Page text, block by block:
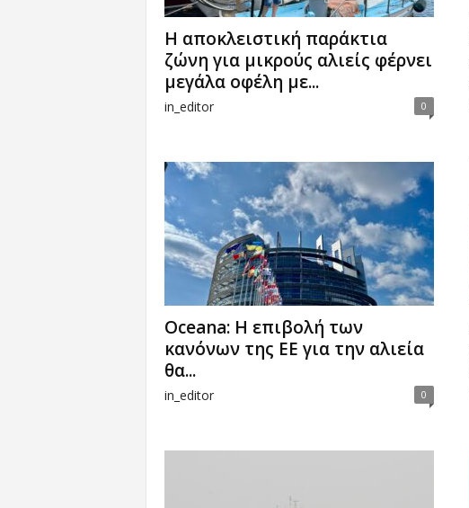
Η αποκλειστική παράκτια
ζώνη για μικρούς αλιείς φέρνει
μεγάλα οφέλη με...
in_editor 0
Oceana: Η επιβολή των
κανόνων της ΕΕ για την αλιεία
θα...
in_editor 0